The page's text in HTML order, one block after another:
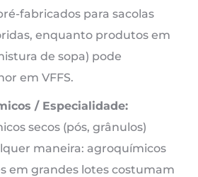
fabricados para sacolas
enquanto produtos em
de sopa) pode
em VFFS.
/ Especialidade:
secos (pós, grânulos)
maneira: agroquímicos
em grandes lotes costumam